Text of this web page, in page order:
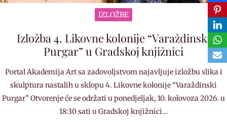
IZLOŽBE
Izložba 4. Likovne kolonije “Varaždinski
Purgar” u Gradskoj knjižnici
Portal Akademija Art sa zadovoljstvom najavljuje izložbu slika i
skulptura nastalih u sklopu 4. Likovne kolonije “Varaždinski
Purgar” Otvorenje će se održati u ponedjeljak, 10. kolovoza 2026. u
18:30 sati u Gradskoj knjižnici…